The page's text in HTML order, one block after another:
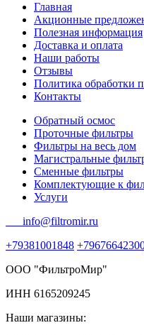
Главная
Акционные
Полезная информация
Доставка и оплата
Наши работы
Отзывы
Политика обработки
Контакты
Обратный осмос
Проточные фильтры
Фильтры на весь дом
Магистральные
Сменные фильтры
Комплектующие к
Услуги
info@filtromir.ru
+79381001848
ООО "ФильтроМир"
ИНН 6165209245
Наши магазины: